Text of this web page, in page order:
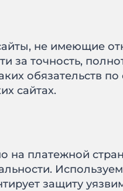
не имеющие
точность,
обязательств
сайтах.
на платежной
защиту